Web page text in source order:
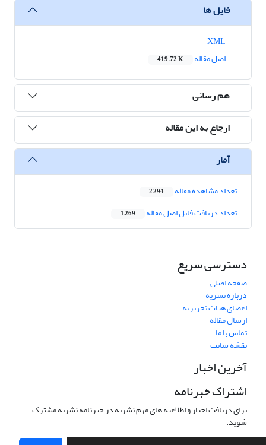
فایل ها
اصل مقاله
419.72 K
هم رسانی
ارجاع به این مقاله
آمار
تعداد مشاهده مقاله 2,294
تعداد دریافت فایل اصل مقاله 1,269
دسترسی سریع
صفحه اصلی
درباره نشریه
اعضای هیات تحریریه
ارسال مقاله
تماس با ما
نقشه سایت
آخرین اخبار
اشتراک خبرنامه
برای دریافت اخبار و اطلاعیه های مهم نشریه در خبرنامه نشریه مشترک
شوید.